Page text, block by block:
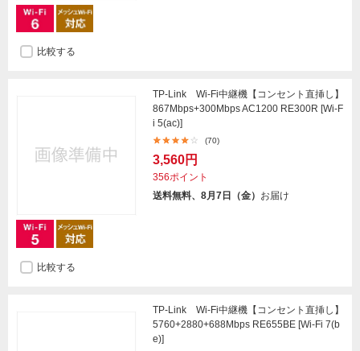
比較する
TP-Link Wi-Fi中継機【コンセント直挿し】
867Mbps+300Mbps AC1200 RE300R [Wi-F
i 5(ac)]
(70)
3,560円
356ポイント
送料無料、8月7日（金） お届け
比較する
TP-Link Wi-Fi中継機【コンセント直挿し】
5760+2880+688Mbps RE655BE [Wi-Fi 7(b
e)]